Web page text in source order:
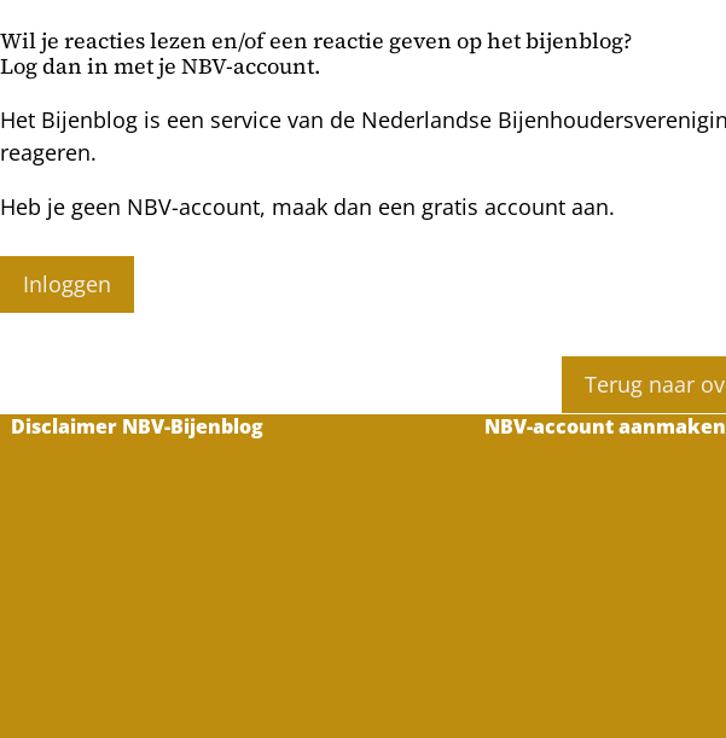
deur
Wil je reacties lezen en/of een reactie geven op het bijenblog?
Log dan in met je NBV-account.
Het Bijenblog is een service van de Nederlandse
reageren.
Heb je geen NBV-account, maak dan een gratis account aan.
Inloggen
Terug naar
Disclaimer NBV-Bijenblog NBV-account aanmaken